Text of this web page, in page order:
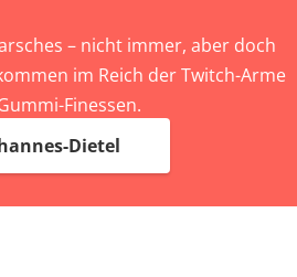
– nicht immer, aber doch
im Reich der Twitch-Arme
Finessen.
Dietel